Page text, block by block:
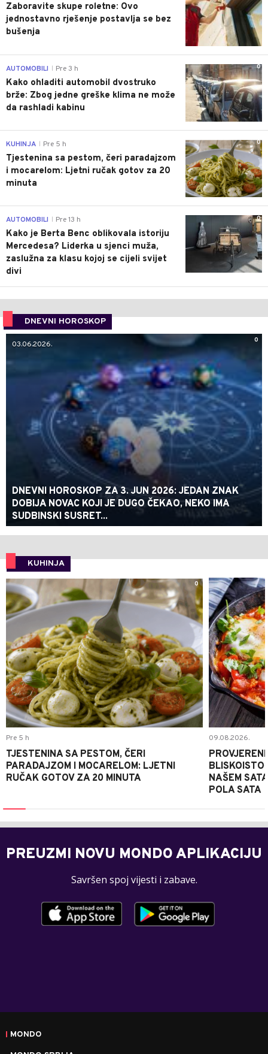
Zaboravite skupe roletne: Ovo
jednostavno rješenje postavlja se bez
bušenja
0
AUTOMOBILI Pre 3 h
Kako ohladiti automobil dvostruko
brže: Zbog jedne greške klima ne može
da rashladi kabinu
0
KUHINJA Pre 5 h
Tjestenina sa pestom, čeri paradajzom
i mocarelom: Ljetni ručak gotov za 20
minuta
0
AUTOMOBILI Pre 13 h
Kako je Berta Benc oblikovala istoriju
Mercedesa? Liderka u sjenci muža,
zaslužna za klasu kojoj se cijeli svijet
divi
DNEVNI HOROSKOP
0
03.06.2026.
DNEVNI HOROSKOP ZA 3. JUN 2026: JEDAN ZNAK
DOBIJA NOVAC KOJI JE DUGO ČEKAO, NEKO IMA
SUDBINSKI SUSRET...
KUHINJA
0
Pre 5 h
TJESTENINA SA PESTOM, ČERI
PARADAJZOM I MOCARELOM: LJETNI
RUČAK GOTOV ZA 20 MINUTA
09.08.2026.
NAŠEM
POLA SATA
PREUZMI NOVU MONDO APLIKACIJU
Savršen spoj vijesti i zabave.
MONDO